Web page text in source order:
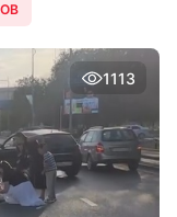
1113